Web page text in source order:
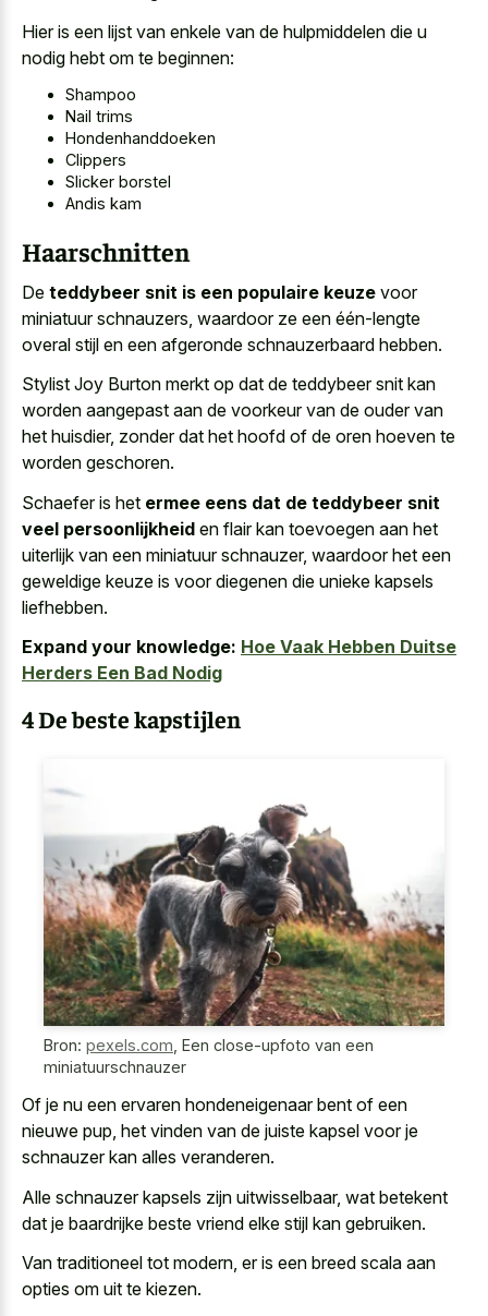
Hier is een lijst van enkele van de hulpmiddelen die u
nodig hebt om te beginnen:
Shampoo
Nail trims
Hondenhanddoeken
Clippers
Slicker borstel
Andis kam
Haarschnitten
De teddybeer snit is een populaire keuze voor
miniatuur schnauzers, waardoor ze een één-lengte
overal stijl en een afgeronde schnauzerbaard hebben.
Stylist Joy Burton merkt op dat de teddybeer snit kan
worden aangepast aan de voorkeur van de ouder van
het huisdier, zonder dat het hoofd of de oren hoeven te
worden geschoren.
Schaefer is het ermee eens dat de teddybeer snit
veel persoonlijkheid en flair kan toevoegen aan het
uiterlijk van een miniatuur schnauzer, waardoor het een
geweldige keuze is voor diegenen die unieke kapsels
liefhebben.
Expand your knowledge: Hoe Vaak Hebben Duitse
Herders Een Bad Nodig
4 De beste kapstijlen
Bron: pexels.com Een close-upfoto van een
miniatuurschnauzer
Of je nu een ervaren hondeneigenaar bent of een
nieuwe pup, het vinden van de juiste kapsel voor je
schnauzer kan alles veranderen.
Alle schnauzer kapsels zijn uitwisselbaar, wat betekent
dat je baardrijke beste vriend elke stijl kan gebruiken.
Van traditioneel tot modern, er is een breed scala aan
opties om uit te kiezen.